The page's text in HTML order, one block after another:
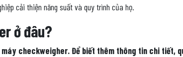
cải thiện năng suất và quy trình của họ.
ở đâu?
máy checkweigher. Để biết thêm thông tin chi tiết,